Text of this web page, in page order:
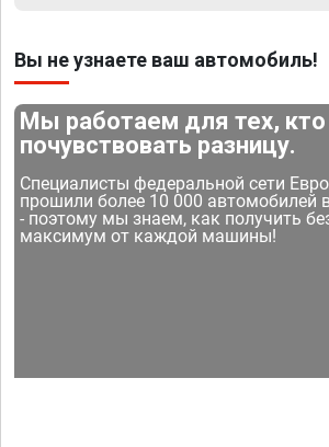
Вы не узнаете ваш автомобиль!
Мы работаем для тех,
почувствовать разницу.
Специалисты федеральной сети
прошили более 10 000 автомобилей
- поэтому мы знаем, как получить
максимум от каждой машины!